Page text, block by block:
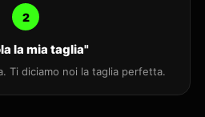
2
la mia taglia"
Ti diciamo noi la taglia perfetta.